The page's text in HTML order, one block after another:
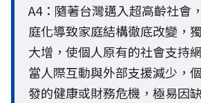
A4：隨著台灣邁入超高齡社會
庭化導致家庭結構徹底改變，
大增，使個人原有的社會支持
當人際互動與外部支援減少，
發的健康或財務危機，極易因